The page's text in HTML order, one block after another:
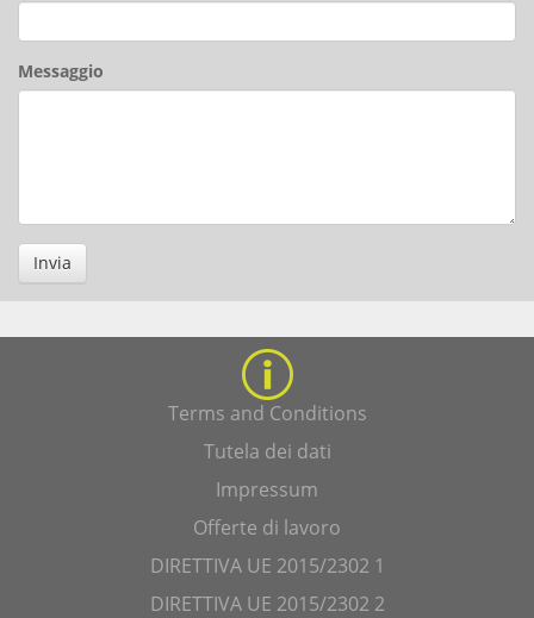
Messaggio
Invia
Terms and Conditions
Tutela dei dati
Impressum
Offerte di lavoro
DIRETTIVA UE 2015/2302 1
DIRETTIVA UE 2015/2302 2